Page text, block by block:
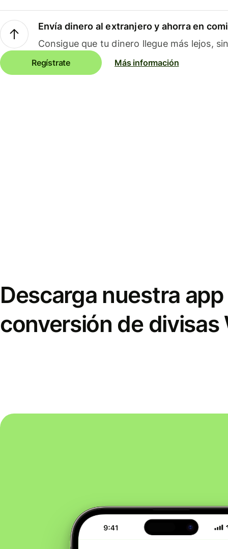
Envía dinero al extranjero y ahorra en
Consigue que tu dinero llegue más lejos,
Regístrate Más información
Descarga nuestra
conversión de divisas